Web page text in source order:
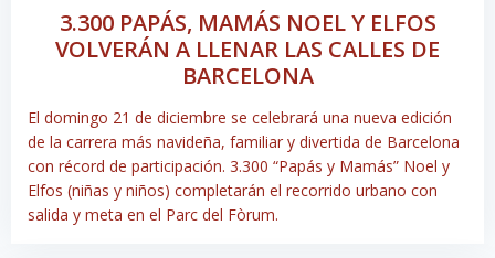
3.300 PAPÁS, MAMÁS NOEL Y ELFOS
VOLVERÁN A LLENAR LAS CALLES DE
BARCELONA
El domingo 21 de diciembre se celebrará una nueva edición
de la carrera más navideña, familiar y divertida de Barcelona
con récord de participación. 3.300 “Papás y Mamás” Noel y
Elfos (niñas y niños) completarán el recorrido urbano con
salida y meta en el Parc del Fòrum.